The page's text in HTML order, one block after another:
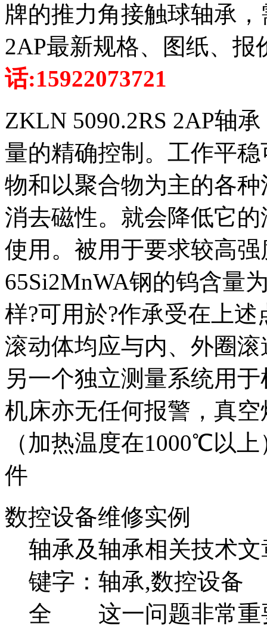
牌的推力角接触球轴承
2AP最新规格、图纸、
话:15922073721
ZKLN 5090.2RS 2AP轴
量的精确控制。工作平
物和以聚合物为主的各
消去磁性。就会降低它
使用。被用于要求较高
65Si2MnWA钢的钨含量
样?可用於?作承受在上
滚动体均应与内、外圈
另一个独立测量系统用
机床亦无任何报警，真
（加热温度在1000℃以
件
数控设备维修实例
轴承及轴承相关技术
键字：轴承,数控设
全 这一问题非常重